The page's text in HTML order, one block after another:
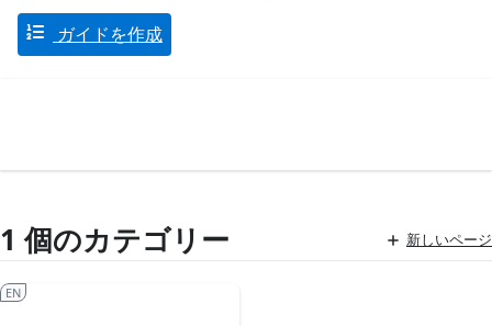
ガイドを作成
1 個のカテゴリー 新しいページ
EN